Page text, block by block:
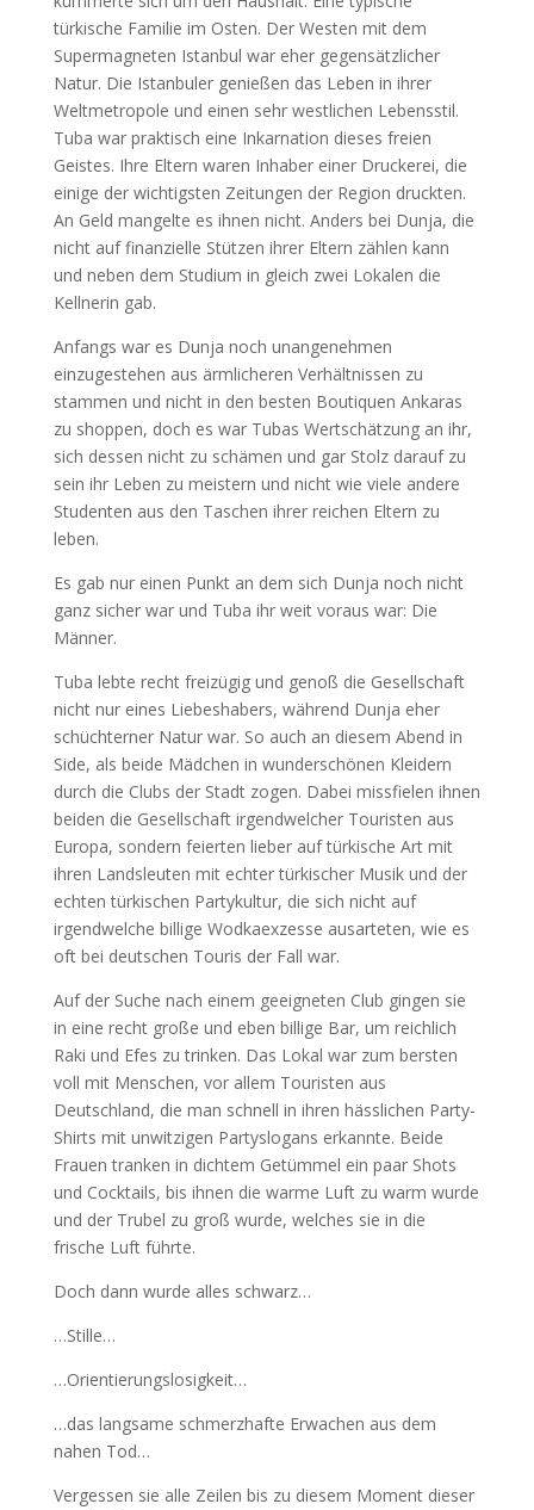
türkische Familie im Osten. Der Westen mit dem
Supermagneten Istanbul war eher gegensätzlicher
Natur. Die Istanbuler genießen das Leben in ihrer
Weltmetropole und einen sehr westlichen Lebensstil.
Tuba war praktisch eine Inkarnation dieses freien
Geistes. Ihre Eltern waren Inhaber einer Druckerei, die
einige der wichtigsten Zeitungen der Region druckten.
An Geld mangelte es ihnen nicht. Anders bei Dunja, die
nicht auf finanzielle Stützen ihrer Eltern zählen kann
und neben dem Studium in gleich zwei Lokalen die
Kellnerin gab.
Anfangs war es Dunja noch unangenehmen
einzugestehen aus ärmlicheren Verhältnissen zu
stammen und nicht in den besten Boutiquen Ankaras
zu shoppen, doch es war Tubas Wertschätzung an ihr,
sich dessen nicht zu schämen und gar Stolz darauf zu
sein ihr Leben zu meistern und nicht wie viele andere
Studenten aus den Taschen ihrer reichen Eltern zu
leben.
Es gab nur einen Punkt an dem sich Dunja noch nicht
ganz sicher war und Tuba ihr weit voraus war: Die
Männer.
Tuba lebte recht freizügig und genoß die Gesellschaft
nicht nur eines Liebeshabers, während Dunja eher
schüchterner Natur war. So auch an diesem Abend in
Side, als beide Mädchen in wunderschönen Kleidern
durch die Clubs der Stadt zogen. Dabei missfielen ihnen
beiden die Gesellschaft irgendwelcher Touristen aus
Europa, sondern feierten lieber auf türkische Art mit
ihren Landsleuten mit echter türkischer Musik und der
echten türkischen Partykultur, die sich nicht auf
irgendwelche billige Wodkaexzesse ausarteten, wie es
oft bei deutschen Touris der Fall war.
Auf der Suche nach einem geeigneten Club gingen sie
in eine recht große und eben billige Bar, um reichlich
Raki und Efes zu trinken. Das Lokal war zum bersten
voll mit Menschen, vor allem Touristen aus
Deutschland, die man schnell in ihren hässlichen Party-
Shirts mit unwitzigen Partyslogans erkannte. Beide
Frauen tranken in dichtem Getümmel ein paar Shots
und Cocktails, bis ihnen die warme Luft zu warm wurde
und der Trubel zu groß wurde, welches sie in die
frische Luft führte.
Doch dann wurde alles schwarz…
…Stille…
…Orientierungslosigkeit…
…das langsame schmerzhafte Erwachen aus dem
nahen Tod…
Vergessen sie alle Zeilen bis zu diesem Moment dieser